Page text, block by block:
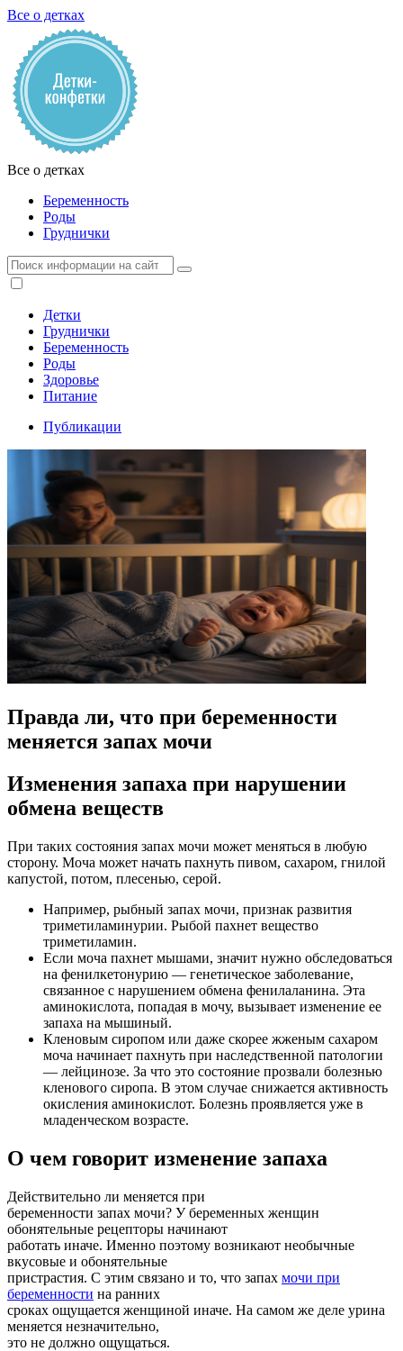
Все о детках
Все о детках
Беременность
Роды
Груднички
Детки
Груднички
Беременность
Роды
Здоровье
Питание
Публикации
Правда ли, что при беременности
меняется запах мочи
Изменения запаха при нарушении
обмена веществ
При таких состояния запах мочи может меняться в любую
сторону. Моча может начать пахнуть пивом, сахаром, гнилой
капустой, потом, плесенью, серой.
Например, рыбный запах мочи, признак развития
триметиламинурии. Рыбой пахнет вещество
триметиламин.
Если моча пахнет мышами, значит нужно обследоваться
на фенилкетонурию — генетическое заболевание,
связанное с нарушением обмена фенилаланина. Эта
аминокислота, попадая в мочу, вызывает изменение ее
запаха на мышиный.
Кленовым сиропом или даже скорее жженым сахаром
моча начинает пахнуть при наследственной патологии
— лейцинозе. За что это состояние прозвали болезнью
кленового сиропа. В этом случае снижается активность
окисления аминокислот. Болезнь проявляется уже в
младенческом возрасте.
О чем говорит изменение запаха
Действительно ли меняется при
беременности запах мочи? У беременных женщин
обонятельные рецепторы начинают
работать иначе. Именно поэтому возникают необычные
вкусовые и обонятельные
пристрастия. С этим связано и то, что запах мочи при
беременности на ранних
сроках ощущается женщиной иначе. На самом же деле урина
меняется незначительно,
это не должно ощущаться.